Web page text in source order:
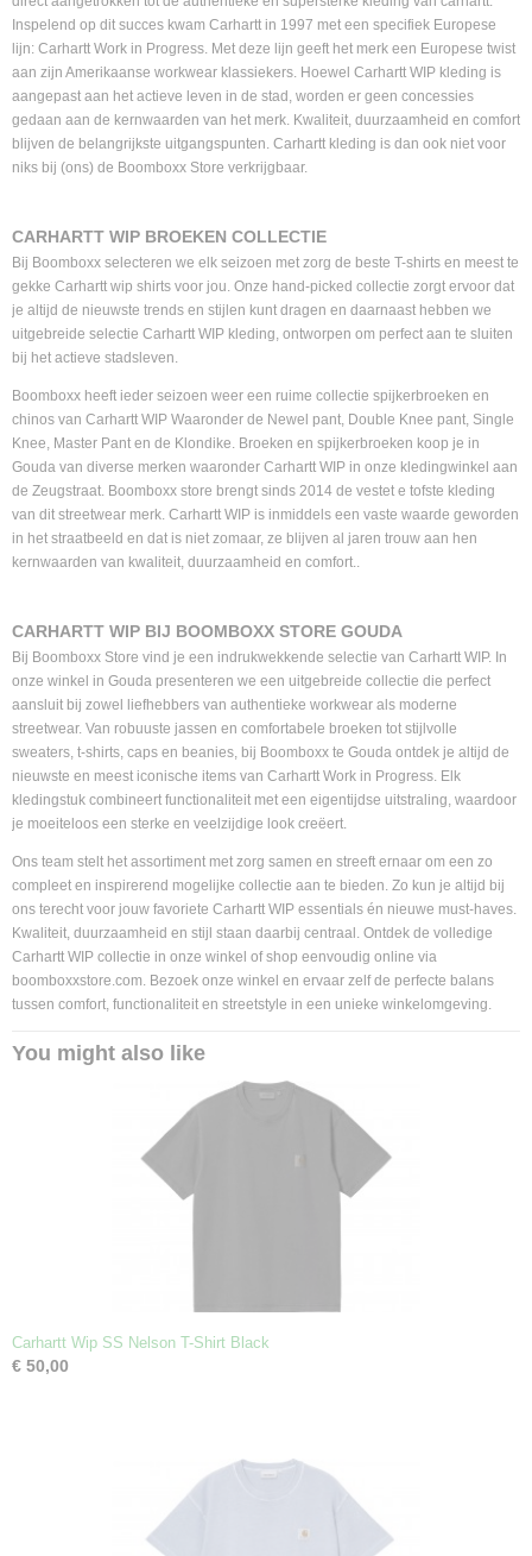
Inspelend op dit succes kwam Carhartt in 1997 met een specifiek Europese
lijn: Carhartt Work in Progress. Met deze lijn geeft het merk een Europese twist
aan zijn Amerikaanse workwear klassiekers. Hoewel Carhartt WIP kleding is
aangepast aan het actieve leven in de stad, worden er geen concessies
gedaan aan de kernwaarden van het merk. Kwaliteit, duurzaamheid en comfort
blijven de belangrijkste uitgangspunten. Carhartt kleding is dan ook niet voor
niks bij (ons) de Boomboxx Store verkrijgbaar.
CARHARTT WIP BROEKEN COLLECTIE
Bij Boomboxx selecteren we elk seizoen met zorg de beste T-shirts en meest te
gekke Carhartt wip shirts voor jou. Onze hand-picked collectie zorgt ervoor dat
je altijd de nieuwste trends en stijlen kunt dragen en daarnaast hebben we
uitgebreide selectie Carhartt WIP kleding, ontworpen om perfect aan te sluiten
bij het actieve stadsleven.
Boomboxx heeft ieder seizoen weer een ruime collectie spijkerbroeken en
chinos van Carhartt WIP Waaronder de Newel pant, Double Knee pant, Single
Knee, Master Pant en de Klondike. Broeken en spijkerbroeken koop je in
Gouda van diverse merken waaronder Carhartt WIP in onze kledingwinkel aan
de Zeugstraat. Boomboxx store brengt sinds 2014 de vestet e tofste kleding
van dit streetwear merk. Carhartt WIP is inmiddels een vaste waarde geworden
in het straatbeeld en dat is niet zomaar, ze blijven al jaren trouw aan hen
kernwaarden van kwaliteit, duurzaamheid en comfort..
CARHARTT WIP BIJ BOOMBOXX STORE GOUDA
Bij Boomboxx Store vind je een indrukwekkende selectie van Carhartt WIP. In
onze winkel in Gouda presenteren we een uitgebreide collectie die perfect
aansluit bij zowel liefhebbers van authentieke workwear als moderne
streetwear. Van robuuste jassen en comfortabele broeken tot stijlvolle
sweaters, t-shirts, caps en beanies, bij Boomboxx te Gouda ontdek je altijd de
nieuwste en meest iconische items van Carhartt Work in Progress. Elk
kledingstuk combineert functionaliteit met een eigentijdse uitstraling, waardoor
je moeiteloos een sterke en veelzijdige look creëert.
Ons team stelt het assortiment met zorg samen en streeft ernaar om een zo
compleet en inspirerend mogelijke collectie aan te bieden. Zo kun je altijd bij
ons terecht voor jouw favoriete Carhartt WIP essentials én nieuwe must-haves.
Kwaliteit, duurzaamheid en stijl staan daarbij centraal. Ontdek de volledige
Carhartt WIP collectie in onze winkel of shop eenvoudig online via
boomboxxstore.com. Bezoek onze winkel en ervaar zelf de perfecte balans
tussen comfort, functionaliteit en streetstyle in een unieke winkelomgeving.
You might also like
Carhartt Wip SS Nelson T-Shirt Black
€ 50,00